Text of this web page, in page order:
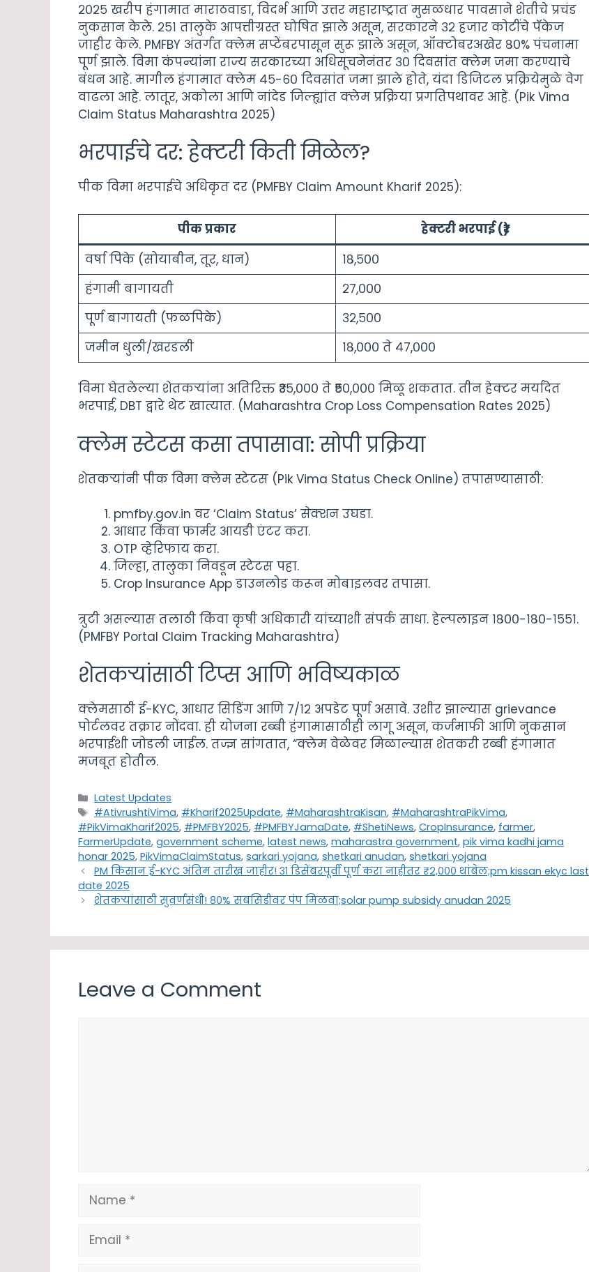
२०२५ खरीप हंगामात माराठवाडा, विदर्भ आणि उत्तर महाराष्ट्रात मुसळधार पावसाने शेतीचे प्रचंड
नुकसान केले. २५१ तालुके आपत्तीग्रस्त घोषित झाले असून, सरकारने ३२ हजार कोटींचे पॅकेज
जाहीर केले. PMFBY अंतर्गत क्लेम सप्टेंबरपासून सुरू झाले असून, ऑक्टोबरअखेर ८०% पंचनामा
पूर्ण झाले. विमा कंपन्यांना राज्य सरकारच्या अधिसूचनेनंतर ३० दिवसांत क्लेम जमा करण्याचे
बंधन आहे. मागील हंगामात क्लेम ४५-६० दिवसांत जमा झाले होते, यंदा डिजिटल प्रक्रियेमुळे वेग
वाढला आहे. लातूर, अकोला आणि नांदेड जिल्ह्यांत क्लेम प्रक्रिया प्रगतिपथावर आहे. (Pik Vima
Claim Status Maharashtra 2025)
भरपाईचे दर: हेक्टरी किती मिळेल?
पीक विमा भरपाईचे अधिकृत दर (PMFBY Claim Amount Kharif 2025):
पीक प्रकार
हेक्टरी भरपाई (₹)
वर्षा पिके (सोयाबीन, तूर, धान)
१८,५००
हंगामी बागायती
२७,०००
पूर्ण बागायती (फळपिके)
३२,५००
जमीन धुली/खरडली
१८,००० ते ४७,०००
विमा घेतलेल्या शेतकऱ्यांना अतिरिक्त ₹३५,००० ते ₹५०,००० मिळू शकतात. तीन हेक्टर मर्यादेत
भरपाई, DBT द्वारे थेट खात्यात. (Maharashtra Crop Loss Compensation Rates 2025)
क्लेम स्टेटस कसा तपासावा: सोपी प्रक्रिया
शेतकऱ्यांनी पीक विमा क्लेम स्टेटस (Pik Vima Status Check Online) तपासण्यासाठी:
pmfby.gov.in वर ‘Claim Status’ सेक्शन उघडा.
आधार किंवा फार्मर आयडी एंटर करा.
OTP व्हेरिफाय करा.
जिल्हा, तालुका निवडून स्टेटस पहा.
Crop Insurance App डाउनलोड करून मोबाइलवर तपासा.
त्रुटी असल्यास तलाठी किंवा कृषी अधिकारी यांच्याशी संपर्क साधा. हेल्पलाइन १८००-१८०-१५५१.
(PMFBY Portal Claim Tracking Maharashtra)
शेतकऱ्यांसाठी टिप्स आणि भविष्यकाळ
क्लेमसाठी ई-KYC, आधार सिडिंग आणि ७/१२ अपडेट पूर्ण असावे. उशीर झाल्यास grievance
पोर्टलवर तक्रार नोंदवा. ही योजना रब्बी हंगामासाठीही लागू असून, कर्जमाफी आणि नुकसान
भरपाईशी जोडली जाईल. तज्ज्ञ सांगतात, “क्लेम वेळेवर मिळाल्यास शेतकरी रब्बी हंगामात
मजबूत होतील.
Categories
Latest Updates
Tags
#AtivrushtiVima, #Kharif2025Update, #MaharashtraKisan, #MaharashtraPikVima,
#PikVimaKharif2025, #PMFBY2025, #PMFBYJamaDate, #ShetiNews, CropInsurance, farmer,
FarmerUpdate, government scheme, latest news, maharastra government, pik vima kadhi jama
honar 2025, PikVimaClaimStatus, sarkari yojana, shetkari anudan, shetkari yojana
PM किसान ई-KYC अंतिम तारीख जाहीर! ३१ डिसेंबरपूर्वी पूर्ण करा नाहीतर ₹२,००० थांबेल;pm kissan ekyc last
date 2025
शेतकऱ्यांसाठी सुवर्णसंधी! ८०% सबसिडीवर पंप मिळवा;solar pump subsidy anudan 2025
Leave a Comment
Name
Email